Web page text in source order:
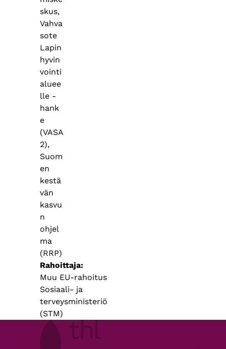
skus,
Vahva
sote
Lapin
hyvin
vointi
aluee
lle -
hank
e
(VASA
2),
Suom
en
kestä
vän
kasvu
n
ohjel
ma
(RRP)
Rahoittaja
Muu EU-rahoitus
Sosiaali- ja
terveysministeriö
(STM)